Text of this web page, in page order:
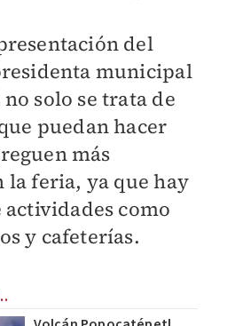
del
municipal
solo se trata de
puedan hacer
más
la feria, ya que hay
como
y cafeterías.